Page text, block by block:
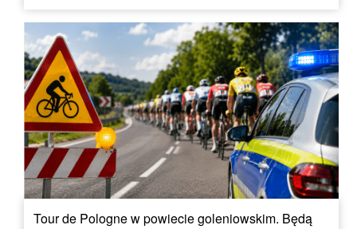
Tour de Pologne w powiecie goleniowskim. Będą